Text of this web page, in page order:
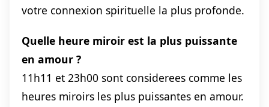
votre connexion spirituelle la plus profonde.
Quelle heure miroir est la plus puissante
en amour ?
11h11 et 23h00 sont considerees comme les
heures miroirs les plus puissantes en amour.